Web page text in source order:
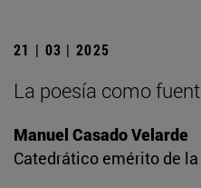
21 | 03 | 2025
La poesía como
Manuel Casado Velarde
Catedrático emérito de